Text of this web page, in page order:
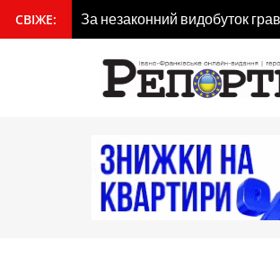
вмісту
СВІЖЕ: За незаконний видобуток